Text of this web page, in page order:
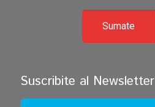
Sumate
Suscribite al Newsletter